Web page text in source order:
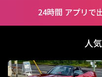
24時間 アプリで
人